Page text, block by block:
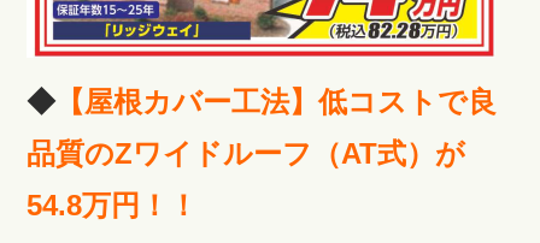
◆【屋根カバー工法】低コストで良
品質のZワイドルーフ（AT式）が
54.8万円！！